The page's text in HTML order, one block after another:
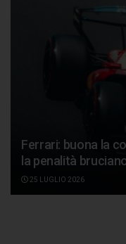
Ferrari: buona la
la penalità
25 LUGLIO 2026